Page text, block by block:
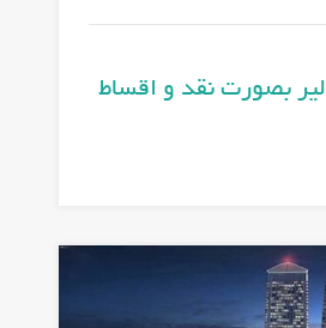
1,900,000 لیر بصورت نقد و اقساط